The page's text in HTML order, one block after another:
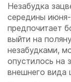
Незабудка
середины
предпочитает
выйти на
незабудками,
опустилось на
внешнего вида